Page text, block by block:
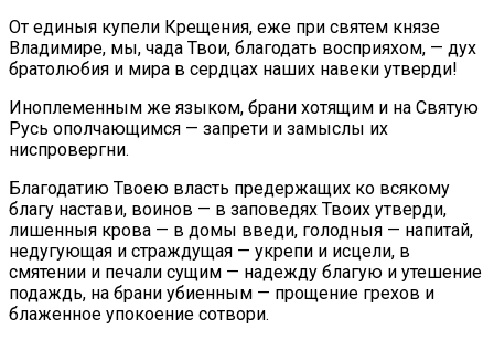
От единыя купели Крещения, еже при святем князе
Владимире, мы, чада Твои, благодать восприяхом, — дух
братолюбия и мира в сердцах наших навеки утверди!
Иноплеменным же языком, брани хотящим и на Святую
Русь ополчающимся — запрети и замыслы их
ниспровергни.
Благодатию Твоею власть предержащих ко всякому
благу настави, воинов — в заповедях Твоих утверди,
лишенныя крова — в домы введи, голодныя — напитай,
недугующая и страждущая — укрепи и исцели, в
смятении и печали сущим — надежду благую и утешение
подаждь, на брани убиенным — прощение грехов и
блаженное упокоение сотвори.